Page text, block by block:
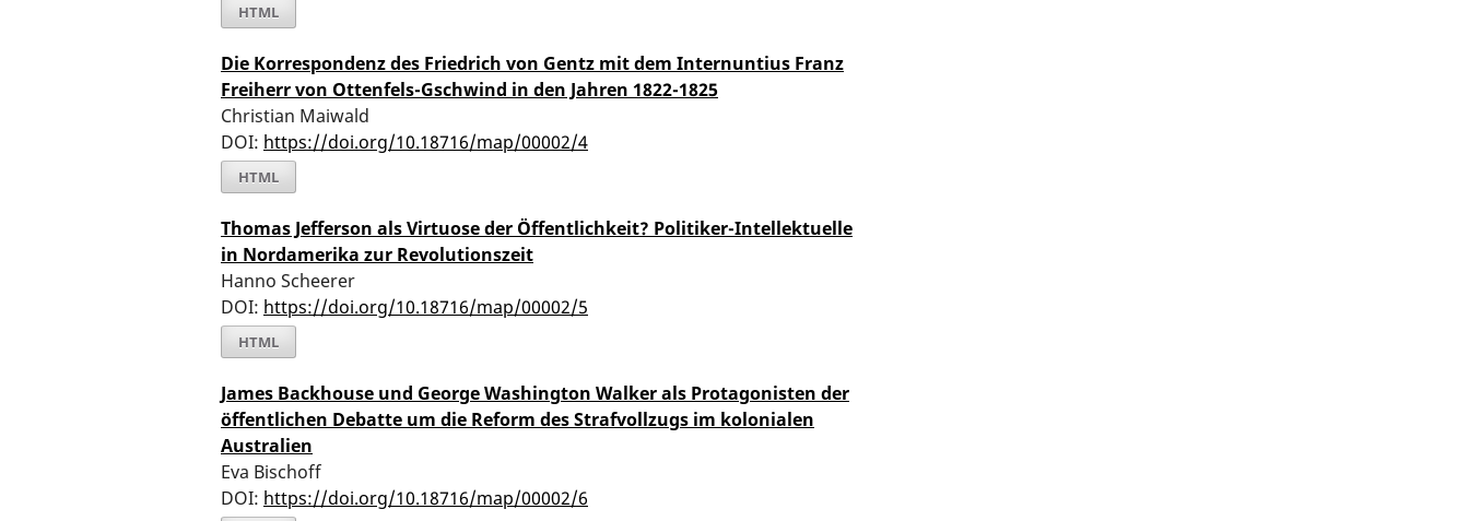
HTML
Die Korrespondenz des Friedrich von Gentz mit dem Internuntius Franz
Freiherr von Ottenfels-Gschwind in den Jahren 1822-1825
Christian Maiwald
DOI: https://doi.org/10.18716/map/00002/4
HTML
Thomas Jefferson als Virtuose der Öffentlichkeit? Politiker-Intellektuelle
in Nordamerika zur Revolutionszeit
Hanno Scheerer
DOI: https://doi.org/10.18716/map/00002/5
HTML
James Backhouse und George Washington Walker als Protagonisten der
öffentlichen Debatte um die Reform des Strafvollzugs im kolonialen
Australien
Eva Bischoff
DOI: https://doi.org/10.18716/map/00002/6